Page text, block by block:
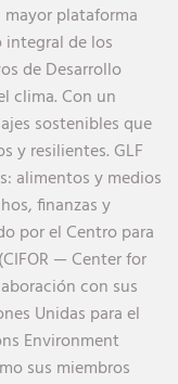
mayor plataforma
de los
de Desarrollo
clima. Con un
sostenibles que
y resilientes. GLF
alimentos y medios
finanzas y
por el Centro para
— Center for
con sus
Unidas para el
Environment
sus miembros